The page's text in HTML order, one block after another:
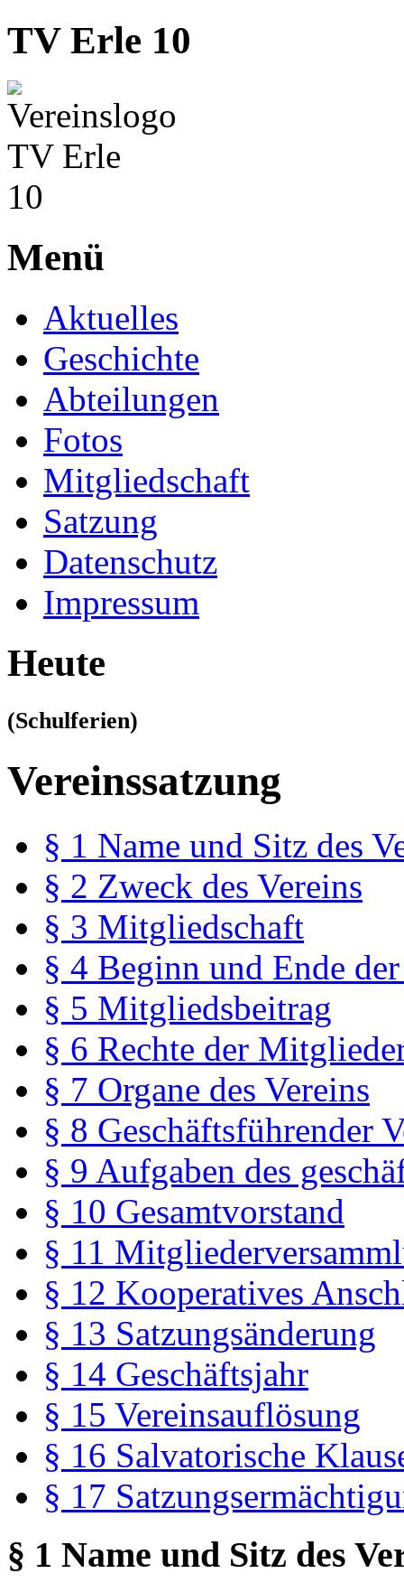
TV Erle 10
Menü
Aktuelles
Geschichte
Abteilungen
Fotos
Mitgliedschaft
Satzung
Datenschutz
Impressum
Heute
(Schulferien)
Vereinssatzung
§ 1 Name und Sitz des
§ 2 Zweck des Vereins
§ 3 Mitgliedschaft
§ 4 Beginn und Ende
§ 5 Mitgliedsbeitrag
§ 6 Rechte der
§ 7 Organe des Vereins
§ 8 Geschäftsführender
§ 9 Aufgaben des
§ 10 Gesamtvorstand
§ 11
§ 12 Kooperatives
§ 13 Satzungsänderung
§ 14 Geschäftsjahr
§ 15 Vereinsauflösung
§ 16 Salvatorische
§ 17
§ 1 Name und Sitz des